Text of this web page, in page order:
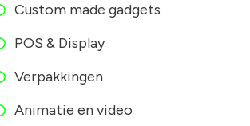
Custom made gadgets
POS & Display
Verpakkingen
Animatie en video